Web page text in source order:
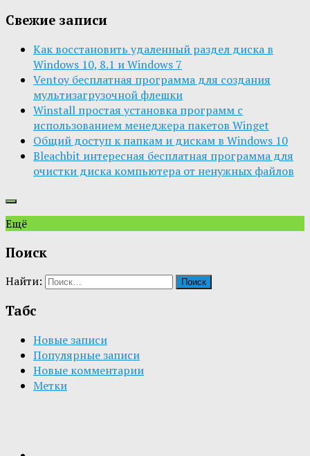
Свежие записи
Как восстановить удаленный раздел диска в
Windows 10, 8.1 и Windows 7
Ventoy бесплатная программа для создания
мультизагрузочной флешки
Winstall простая установка программ с
использованием менеджера пакетов Winget
Общий доступ к папкам и дискам в Windows 10
Bleachbit интересная бесплатная программа для
очистки диска компьютера от ненужных файлов
Ещё
Поиск
Найти:
Табс
Новые записи
Популярные записи
Новые комментарии
Метки